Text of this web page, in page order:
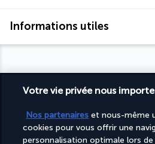
Informations utiles
Turkish Airlines
Noté4,2/
Votre vie privée nous importe
Nos partenaires et nous-même
cookies pour vous offrir une
personnalisation optimale lors